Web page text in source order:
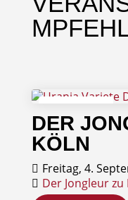
04
September
DER
KÖLN
Freitag, 4.
Der Jongleur zu